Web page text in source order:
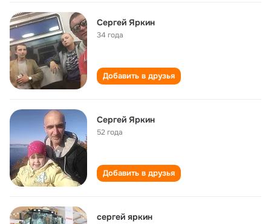
Сергей Яркин
34 года
Добавить в друзья
Сергей Яркин
52 года
Добавить в друзья
сергей яркин